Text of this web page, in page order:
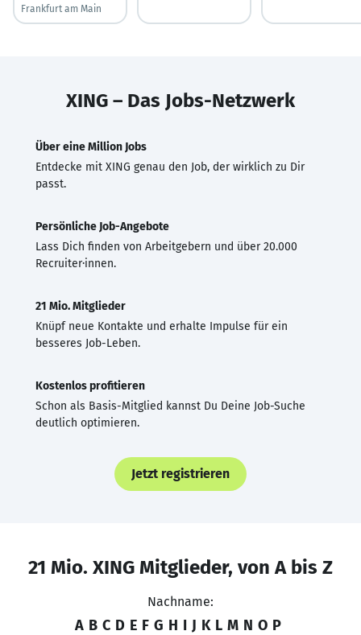
Frankfurt am Main
XING – Das Jobs-Netzwerk
Über eine Million Jobs
Entdecke mit XING genau den Job, der wirklich zu Dir
passt.
Persönliche Job-Angebote
Lass Dich finden von Arbeitgebern und über 20.000
Recruiter·innen.
21 Mio. Mitglieder
Knüpf neue Kontakte und erhalte Impulse für ein
besseres Job-Leben.
Kostenlos profitieren
Schon als Basis-Mitglied kannst Du Deine Job-Suche
deutlich optimieren.
Jetzt registrieren
21 Mio. XING Mitglieder, von A bis Z
Nachname:
A B C D E F G H I J K L M N O P